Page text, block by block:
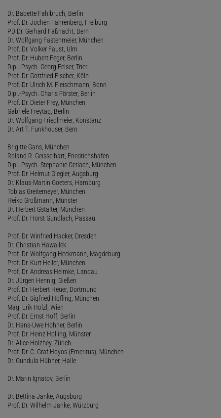
Dr. Babette Fahlbruch, Berlin
Prof. Dr. Jochen Fahrenberg, Freiburg
PD Dr. Gerhard Faßnacht, Bern
Dr. Wolfgang Fastenmeier, München
Prof. Dr. Volker Faust, Ulm
Prof. Dr. Hubert Feger, Berlin
Dipl.-Psych. Georg Felser, Trier
Prof. Dr. Gottfried Fischer, Köln
Prof. Dr. Ulrich M. Fleischmann, Bonn
Dipl.-Psych. Charis Förster, Berlin
Prof. Dr. Dieter Frey, München
Gabriele Freytag, Berlin
Dr. Wolfgang Friedlmeier, Konstanz
Dr. Art T. Funkhouser, Bern
Brigitte Gans, München
Roland R. Geisselhart, Friedrichshafen
Dipl.-Psych. Stephanie Gerlach, München
Prof. Dr. Helmut Giegler, Augsburg
Dr. Klaus-Martin Goeters, Hamburg
Tobias Greitemeyer, München
Heiko Großmann, Münster
Dr. Herbert Gstalter, München
Prof. Dr. Horst Gundlach, Passau
Prof. Dr. Winfried Hacker, Dresden
Dr. Christian Hawallek
Prof. Dr. Wolfgang Heckmann, Magdeburg
Prof. Dr. Kurt Heller, München
Prof. Dr. Andreas Helmke, Landau
Dr. Jürgen Hennig, Gießen
Prof. Dr. Herbert Heuer, Dortmund
Prof. Dr. Sigfried Höfling, München
Mag. Erik Hölzl, Wien
Prof. Dr. Ernst Hoff, Berlin
Dr. Hans-Uwe Hohner, Berlin
Prof. Dr. Heinz Holling, Münster
Dr. Alice Holzhey, Zürich
Prof. Dr. C. Graf Hoyos (Emeritus), München
Dr. Gundula Hübner, Halle
Dr. Marin Ignatov, Berlin
Dr. Bettina Janke, Augsburg
Prof. Dr. Wilhelm Janke, Würzburg